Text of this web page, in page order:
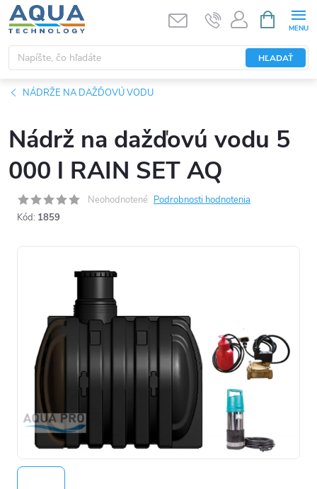
Prejsť
na
obsah
HĽADAŤ
KOŠÍK
NÁDRŽE NA DAŽĎOVÚ VODU
Nádrž na dažďovú vodu 5
000 l RAIN SET AQ
Neohodnotené Podrobnosti hodnotenia
Kód: 1859